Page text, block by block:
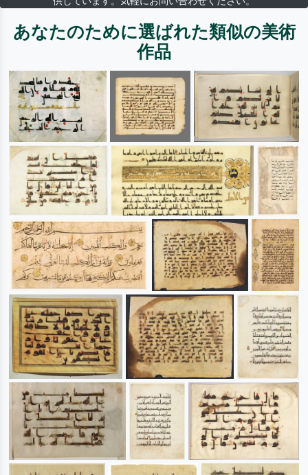
あなたのために選ばれた類似の美術
作品